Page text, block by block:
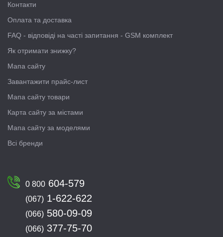
Контакти
Оплата та доставка
FAQ - відповіді на часті запитання - GSM комплект
Як отримати знижку?
Мапа сайту
Завантажити прайс-лист
Мапа сайту товари
Карта сайту за містами
Мапа сайту за моделями
Всі бренди
0 800 604-579
(067) 1-622-622
(066) 580-09-09
(066) 377-75-70